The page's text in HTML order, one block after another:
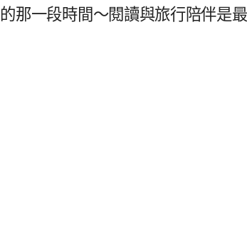
那一段時間～閱讀與旅行陪伴是